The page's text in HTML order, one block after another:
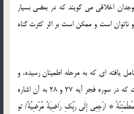
اخلاقى مى گویند كه در بعضى بسیار
است و ممكن است بر اثر كثرت گناه
یافته اى كه به مرحله اطمینان رسیده، و
نفس سركش را رام كرده است كه در سوره فجر آیه 27 و 28 به آن اشاره
* ارْجِعِى إِلَى رَبِّكِ رَاضِیَةً مَّرْضِیَّةً/ تو